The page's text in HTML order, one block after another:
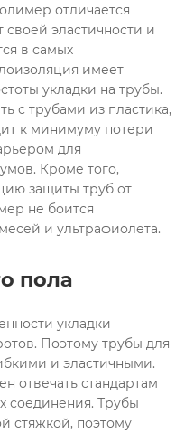
отличается
своей эластичности и
в самых
имеет
укладки на трубы.
с трубами из пластика,
к минимуму потери
для
Кроме того,
защиты труб от
не боится
и ультрафиолета.
пола
укладки
Поэтому трубы для
и эластичными.
отвечать стандартам
соединения. Трубы
стяжкой, поэтому